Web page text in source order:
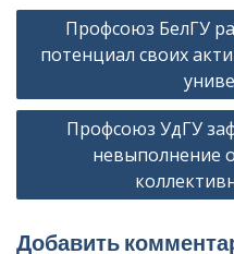
Н
и
и
Профсоюз БелГУ
потенциал своих
Профсоюз УдГУ
невыполнение
Добавить